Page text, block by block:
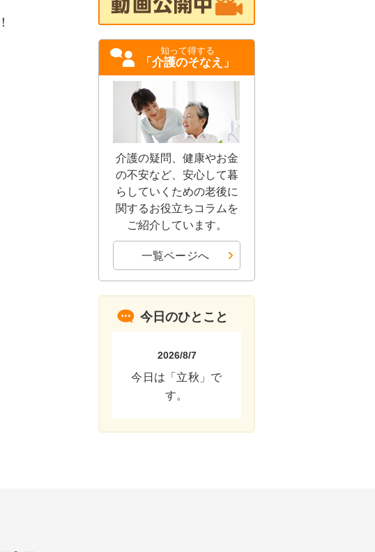
知って得する
「介護のそなえ」
介護の疑問、健康やお金
の不安など、安心して暮
らしていくための老後に
関するお役立ちコラムを
ご紹介しています。
一覧ページへ
今日のひとこと
2026/8/7
今日は「立秋」で
す。